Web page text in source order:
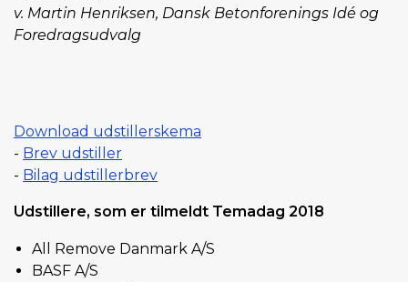
v. Martin Henriksen, Dansk Betonforenings Idé og
Foredragsudvalg
Download udstillerskema
- Brev udstiller
- Bilag udstillerbrev
Udstillere, som er tilmeldt Temadag 2018
All Remove Danmark A/S
BASF A/S